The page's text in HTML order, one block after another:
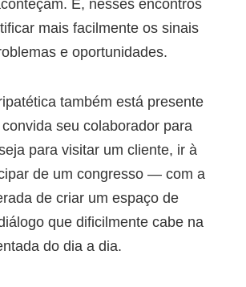
E, nesses encontros
mais facilmente os sinais
e oportunidades.
também está presente
seu colaborador para
para visitar um cliente, ir à
de um congresso — com a
de criar um espaço de
que dificilmente cabe na
do dia a dia.